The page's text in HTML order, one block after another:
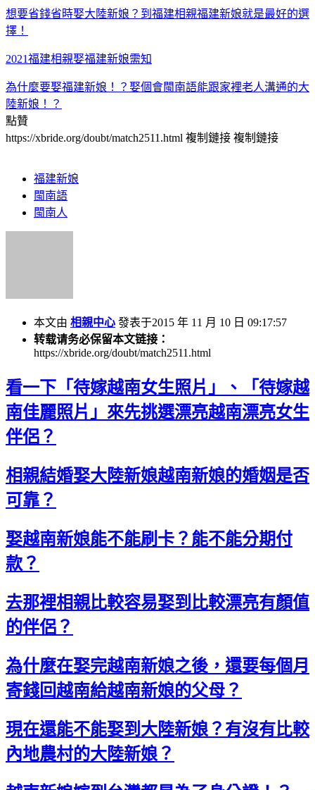
想要省錢省時娶大陸新娘？到福建相親福建新娘就是最好的選
擇！
2021福建相親娶福建新娘需知
為什麼要娶福建新娘！？娶個會閩南語能跟家裡老人溝通的大
陸新娘！？
點贊
https://xbride.org/doubt/match2511.html 複制鏈接 複制鏈接
福建新娘
閩南語
閩南人
本文由 相親中心 發表于2015 年 11 月 10 日 09:17:57
转载请务必保留本文链接：
https://xbride.org/doubt/match2511.html
看一下「待嫁越南女生照片」、「待嫁越
南佳麗照片」來先挑選漂亮越南漂亮女生
伴侶？
相親結婚娶大陸新娘越南新娘的婚姻是否
可靠？
娶越南新娘能不能刷卡？能不能分期付
款？
去那裡相親比較容易娶到比較漂亮有顏值
的伴侶？
為什麼在娶完越南新娘之後，還要每個月
寄錢回越南給越南新娘的父母？
現在還能不能娶到大陸新娘？有沒有比較
內地農村的大陸新娘？